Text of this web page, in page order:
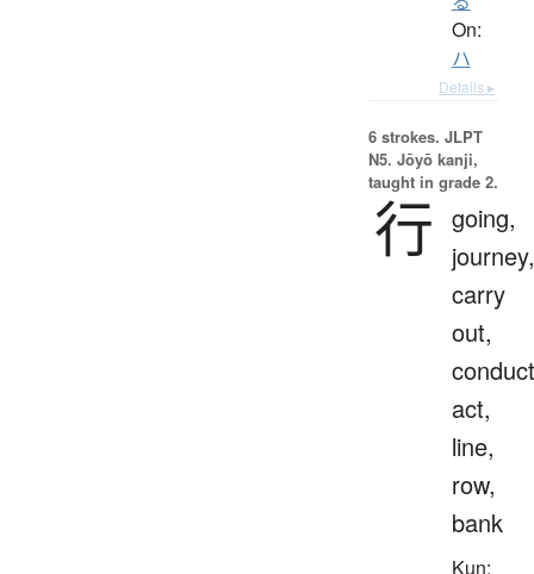
On:
ハ
Details ▸
6 strokes. JLPT
N5. Jōyō kanji,
taught in grade 2.
行 going,
journey,
carry
out,
act,
line,
row,
bank
Kun: